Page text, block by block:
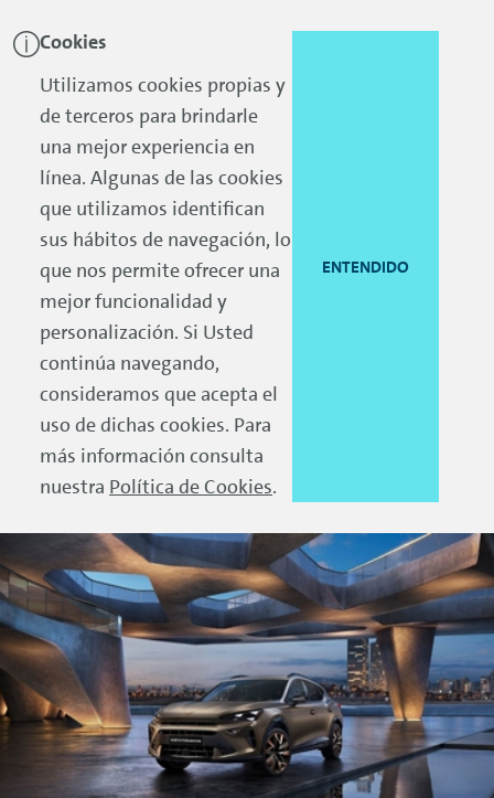
Cookies
Utilizamos cookies propias y
de terceros para brindarle
una mejor experiencia en
línea. Algunas de las cookies
que utilizamos identifican
sus hábitos de navegación, lo
que nos permite ofrecer una
mejor funcionalidad y
personalización. Si Usted
continúa navegando,
consideramos que acepta el
uso de dichas cookies. Para
más información consulta
nuestra Política de Cookies.
ENTENDIDO